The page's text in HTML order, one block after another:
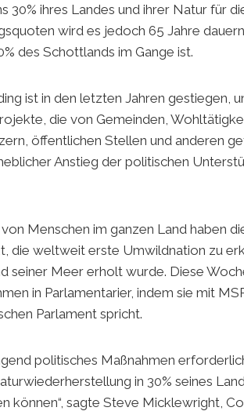
30% ihres Landes und ihrer Natur für
wird es jedoch 65 Jahre
des Schottlands im Gange ist.
ist in den letzten Jahren gestiegen,
die von Gemeinden,
öffentlichen Stellen und anderen
Anstieg der politischen
Menschen im ganzen Land haben
die weltweit erste Umwildnation zu
seiner Meer erholt wurde. Diese
in Parlamentarier, indem sie mit
Parlament spricht.
politisches Maßnahmen
in 30% seines
können“, sagte Steve Micklewright,